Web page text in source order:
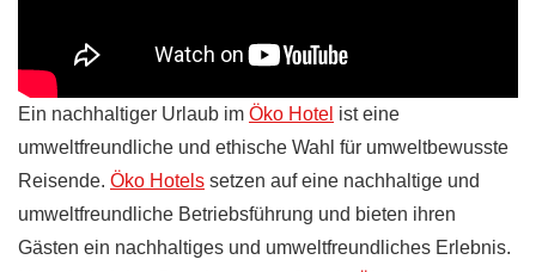
Ein nachhaltiger Urlaub im Öko Hotel ist eine
umweltfreundliche und ethische Wahl für umweltbewusste
Reisende. Öko Hotels setzen auf eine nachhaltige und
umweltfreundliche Betriebsführung und bieten ihren
Gästen ein nachhaltiges und umweltfreundliches Erlebnis.